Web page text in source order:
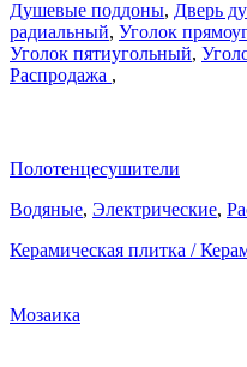
Душевые поддоны, Дверь
радиальный, Уголок
Уголок пятиугольный,
Распродажа ,
Полотенцесушители
Водяные, Электрические,
Керамическая плитка /
Мозаика